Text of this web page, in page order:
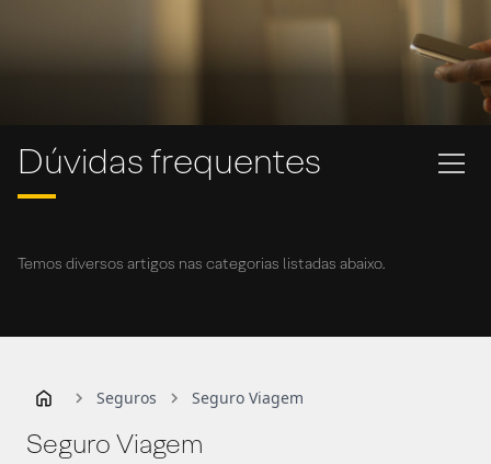
Dúvidas frequentes
Temos diversos artigos nas categorias listadas abaixo.
Seguros Seguro Viagem
Seguro Viagem